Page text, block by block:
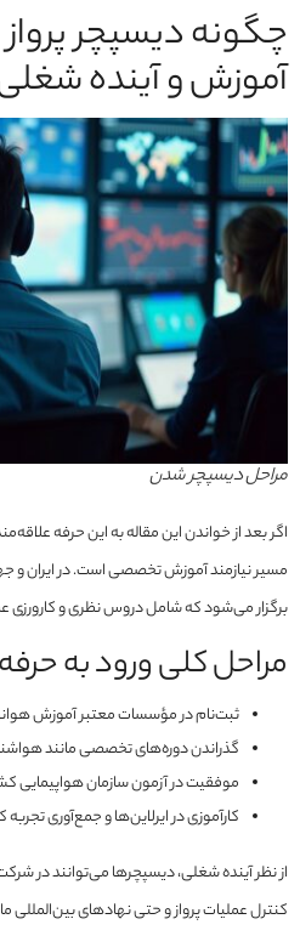
چگونه دیسپچر
آموزش و آینده
مراحل دیسپچر شدن
اگر بعد از خواندن این مقاله به این حرفه
مسیر نیازمند آموزش تخصصی است. در ایران و
برگزار می‌شود که شامل دروس نظری و
مراحل کلی ورود به
ثبت‌نام در مؤسسات معتبر آموزش
گذراندن دوره‌های تخصصی مانند
موفقیت در آزمون سازمان هواپیمایی
کارآموزی در ایرلاین‌ها و جمع‌آوری تجربه
از نظر آینده شغلی، دیسپچرها می‌توانند در
کنترل عملیات پرواز و حتی نهادهای بین‌المللی